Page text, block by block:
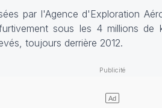
par l'Agence d'Exploration
sous les 4 millions
toujours derrière 2012.